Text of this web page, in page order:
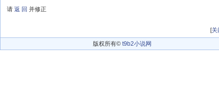
请 返 回 并修正
[关
版权所有© t9b2小说网